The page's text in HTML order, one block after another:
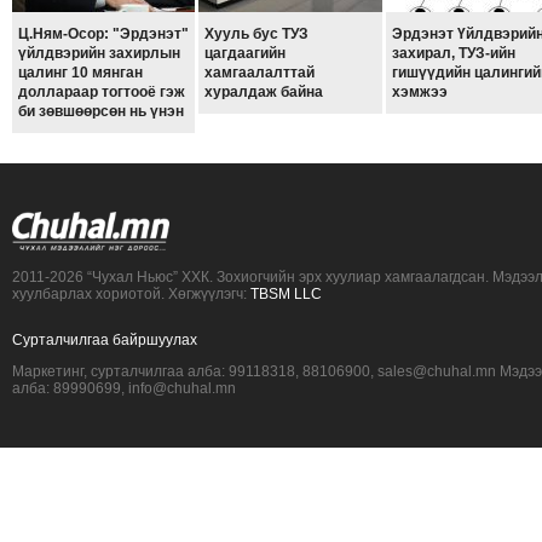
ЗӨРЧЛИЙН
ХУУЛИЙН
ЭРГЭН
СОНГУУЛЬ-2017
Ц.Ням-Осор: "Эрдэнэт"
үйлдвэрийн захирлын
цалинг 10 мянган
доллараар тогтооё гэж
би зөвшөөрсөн нь үнэн
Хууль бус ТУЗ
цагдаагийн
хамгаалалттай
хуралдаж байна
Эрдэнэт
захирал, ТУЗ-ийн
гишүүдийн
хэмжээ
2011-2026 “Чухал Ньюс” ХХК. Зохиогчийн эрх хуулиар хамгаалагдсан.
хуулбарлах хориотой. Хөгжүүлэгч: TBSM LLC
Сурталчилгаа байршуулах
Маркетинг, сурталчилгаа алба: 99118318, 88106900, sales@chuhal.mn
алба: 89990699, info@chuhal.mn